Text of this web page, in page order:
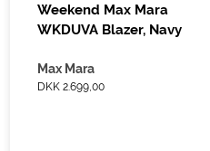
Weekend Max Mara
WKDUVA Blazer, Navy
Max Mara
DKK 2.699,00